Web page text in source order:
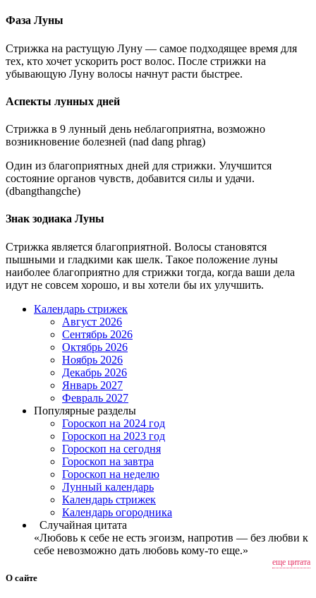
Фаза Луны
Стрижка на растущую Луну — самое подходящее время для
тех, кто хочет ускорить рост волос. После стрижки на
убывающую Луну волосы начнут расти быстрее.
Аспекты лунных дней
Стрижка в 9 лунный день неблагоприятна, возможно
возникновение болезней (nad dang phrag)
Один из благоприятных дней для стрижки. Улучшится
состояние органов чувств, добавится силы и удачи.
(dbangthangche)
Знак зодиака Луны
Стрижка является благоприятной. Волосы становятся
пышными и гладкими как шелк. Такое положение луны
наиболее благоприятно для стрижки тогда, когда ваши дела
идут не совсем хорошо, и вы хотели бы их улучшить.
Календарь стрижек
Август 2026
Сентябрь 2026
Октябрь 2026
Ноябрь 2026
Декабрь 2026
Январь 2027
Февраль 2027
Популярные разделы
Гороскоп на 2024 год
Гороскоп на 2023 год
Гороскоп на сегодня
Гороскоп на завтра
Гороскоп на неделю
Лунный календарь
Календарь стрижек
Календарь огородника
Случайная цитата
«Любовь к себе не есть эгоизм, напротив — без любви к
себе невозможно дать любовь кому-то еще.»
еще цитата
О сайте